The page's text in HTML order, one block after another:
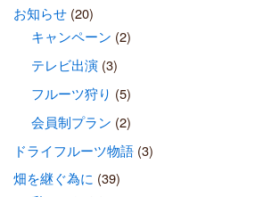
お知らせ(20)
キャンペーン (2)
テレビ出演(3)
フルーツ狩り (5)
会員制プラン (2)
ドライフルーツ物語(3)
畑を継ぐ為に (39)